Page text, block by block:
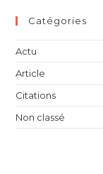
Catégories
Actu
Article
Citations
Non classé